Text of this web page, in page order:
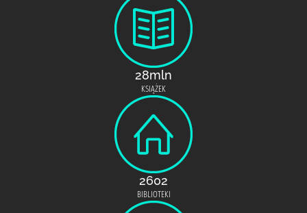
28mln
KSIĄŻEK
2602
BIBLIOTEKI